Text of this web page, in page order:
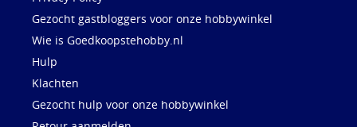
Gezocht gastbloggers voor onze hobbywinkel
Wie is Goedkoopstehobby.nl
Hulp
Klachten
Gezocht hulp voor onze hobbywinkel